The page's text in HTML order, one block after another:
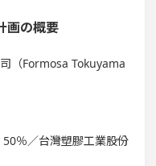
画の概要
（Formosa Tokuyama
％／台灣塑膠工業股份